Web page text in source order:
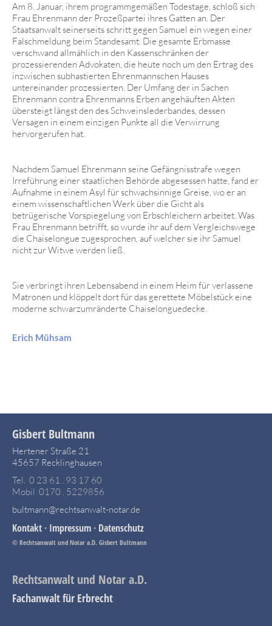
Am 8. Januar, ihrem programmgemäßen Todestage, schloß sich
Frau Ehrenmann der Prozeßpartei ihres Gatten an. Der
Staatsanwalt seinerseits schritt gegen Samuel ein wegen einer
Falschmeldung beim Standesamt. Die gesamte Erbmasse
verschwand allmählich in den Kassenschränken der
prozessierenden Advokaten, die heute noch um den Ertrag des
inzwischen subhastierten Ehrenmannschen Hauses
untereinander prozessierten. Der Umfang der in Sachen
Ehrenmann contra Ehrenmanns Erben angehäuften Akten
übersteigt längst den des Schweinslederbandes, dessen
Versagen in einem einzigen Punkte all die Verwirrung
hervorgerufen hat.
Nachdem Samuel Ehrenmann seine Gefängnisstrafe wegen
Irreführung einer staatlichen Behörde abgesessen hatte, fand er
Aufnahme in einem Asyl für schwachsinnige Greise, wo er an
einem wissenschaftlichen Werk über die Gicht als
betrügerische Vorspiegelung von Erbschleichern arbeitet. Was
Frau Ehrenmann betrifft, so wurde ihr auf dem Vergleichswege
die Chaiselongue zugesprochen, auf welcher sie ihr Samuel
nicht zur Witwe werden ließ.
Sie verbringt ihren Lebensabend in einem Heim für verlassene
Matronen und klöppelt dort für das gerettete Möbelstück eine
moderne schwarzumränderte Chaiselonguedecke.
Erich Mühsam
Gisbert Bultmann
Hertener Straße 21
45657 Recklinghausen
Tel. 0 23 61 . 93 17 60
Mobil 0170 . 5229856
bultmann@rechtsanwalt-notar.de
Kontakt · Impressum · Datenschutz
© Rechtsanwalt und Notar a.D. Gisbert Bultmann
Rechtsanwalt und Notar a.D.
Fachanwalt für Erbrecht